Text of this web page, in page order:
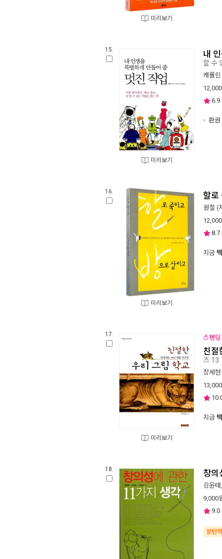
미리보기
15.
미리보기
내
할 수
캐롤
12,000
6.9
판권
16.
미리보기
할로
원철 (
12,000
8.7
지금
17.
미리보기
스탠
친절
즈 13
장세현
13,000
지금
18. 창의
김윤태
9,000
9.0
양탄